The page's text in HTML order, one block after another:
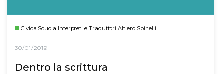
Civica Scuola Interpreti e Traduttori Altiero Spinelli
30/01/2019
Dentro la scrittura